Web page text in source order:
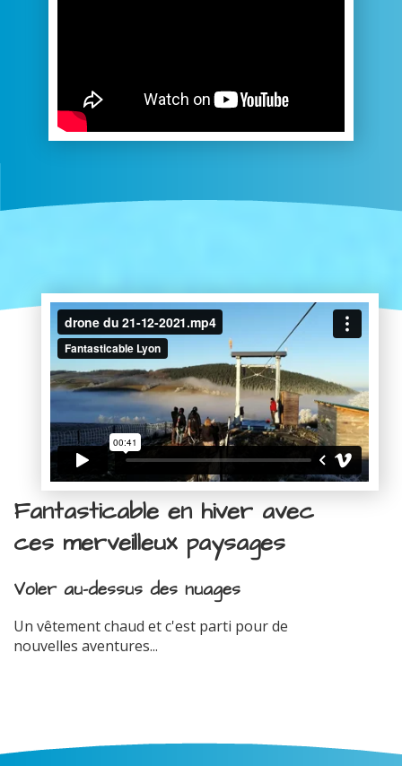
Fantasticable en hiver avec
ces merveilleux paysages
Voler au-dessus des nuages
Un vêtement chaud et c'est parti pour de
nouvelles aventures...